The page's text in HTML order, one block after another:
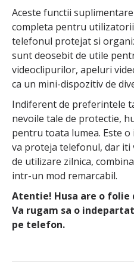
Aceste functii
completa pentru
telefonul protejat si
sunt deosebit de utile
videoclipurilor, apeluri
ca un mini-dispozitiv de
Indiferent de preferintele
nevoile tale de protectie,
pentru toata lumea. Este
va proteja telefonul, dar
de utilizare zilnica,
intr-un mod remarcabil.
Atentie! Husa are o
Va rugam sa o
pe telefon.